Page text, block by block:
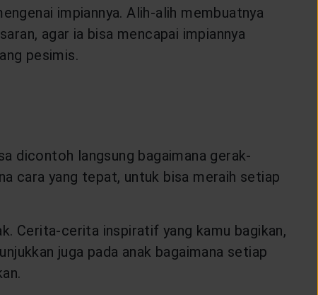
impiannya. Alih-alih membuatnya
agar ia bisa mencapai impiannya
pesimis.
dicontoh langsung bagaimana gerak-
cara yang tepat, untuk bisa meraih setiap
Cerita-cerita inspiratif yang kamu bagikan,
juga pada anak bagaimana setiap